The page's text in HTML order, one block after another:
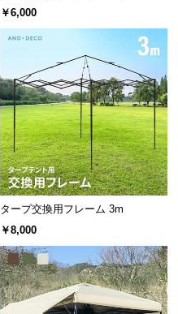
ラックコーティング
￥6,000
タープ交換用フレーム 3m
￥8,000